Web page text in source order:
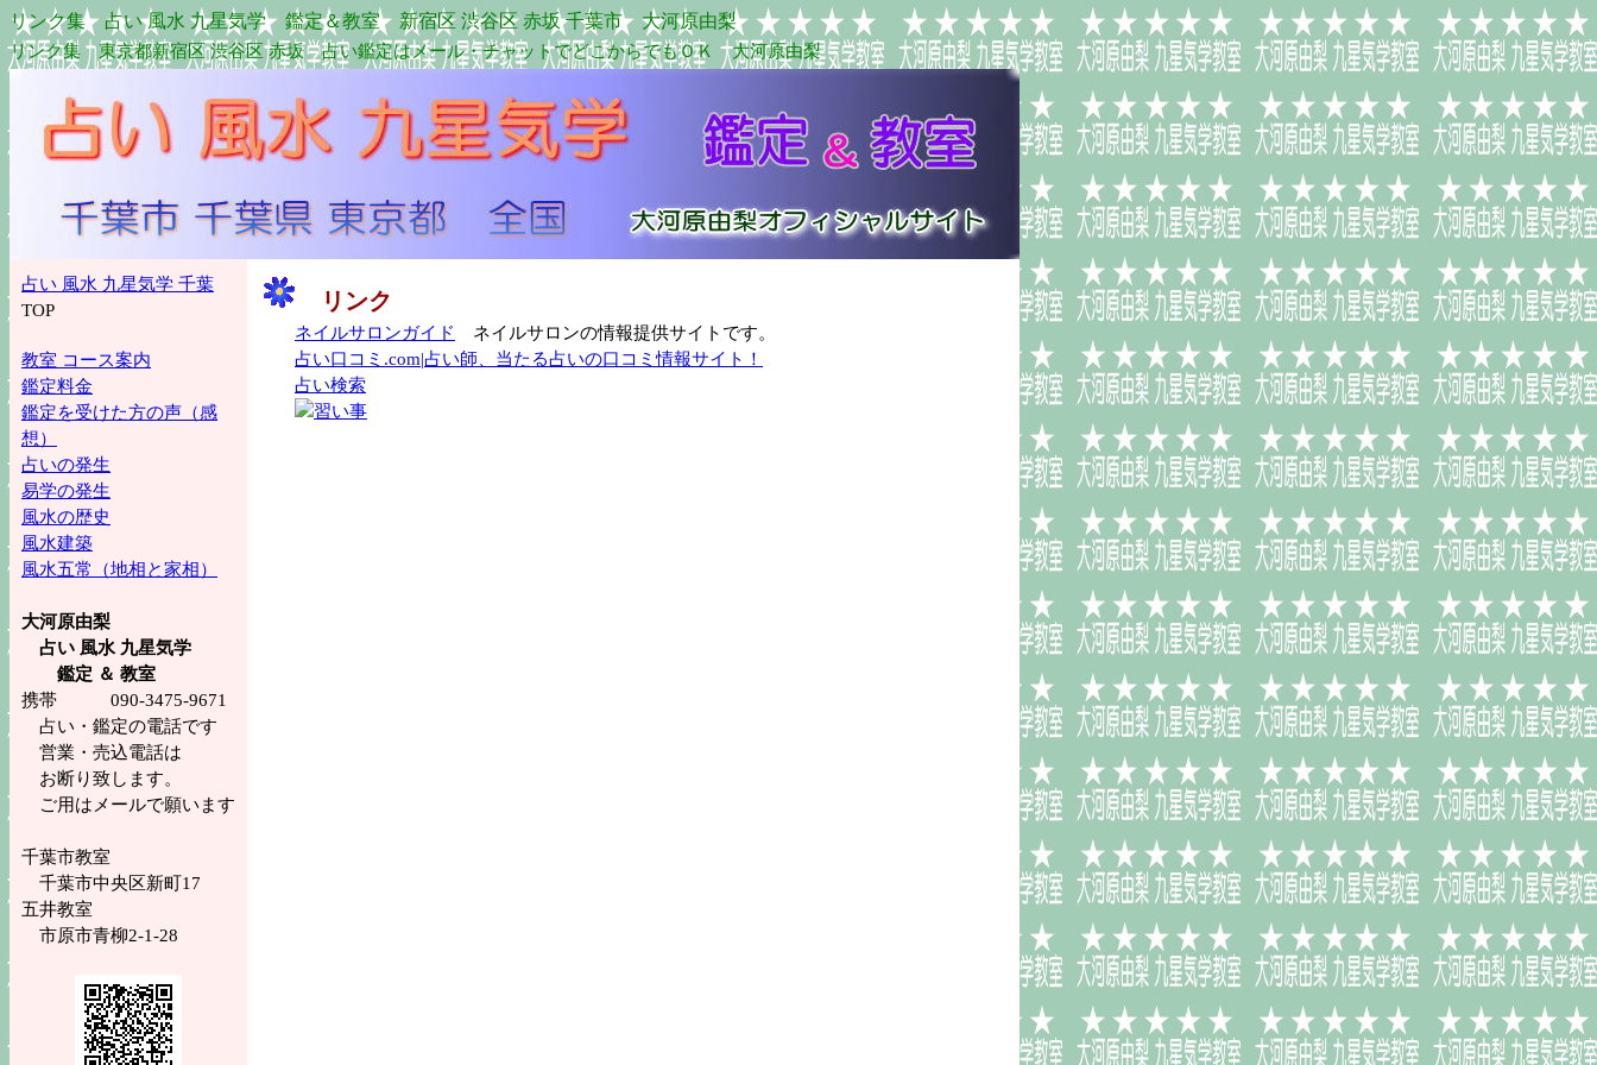
リンク集 占い 風水 九星気学 鑑定＆教室 新宿区 渋谷区 赤坂 千葉市 大河原由梨
リンク集 東京都新宿区 渋谷区 赤坂 占い鑑定はメール・チャットでどこからでもＯＫ 大河原由梨
占い 風水 九星気学 千葉
TOP
リンク
ネイルサロンガイド
ネイルサロンの情報提供サイトです。
占い口コミ.com|占い師、当たる占いの口コミ情報サイト！
占い検索
教室 コース案内
鑑定料金
鑑定を受けた方の声（感
想）
占いの発生
易学の発生
風水の歴史
風水建築
風水五常（地相と家相）
大河原由梨
占い 風水 九星気学
鑑定 ＆ 教室
携帯 090-3475-9671
占い・鑑定の電話です
営業・売込電話は
お断り致します。
ご用はメールで願います
千葉市教室
千葉市中央区新町17
五井教室
市原市青柳2-1-28